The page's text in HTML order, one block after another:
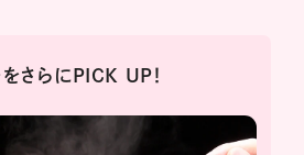
さらにPICK UP！